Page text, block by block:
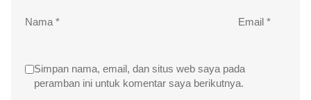
Nama* Email *
Simpan nama, email, dan situs web saya pada
peramban ini untuk komentar saya berikutnya.